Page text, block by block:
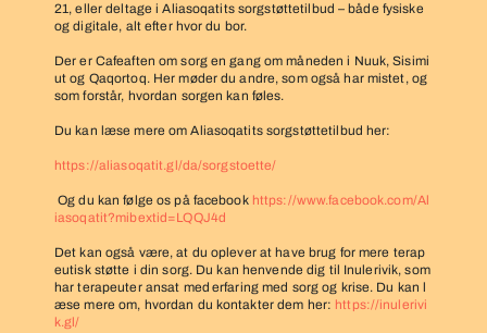
21, eller deltage i Aliasoqatits sorgstøttetilbud – både fysiske
og digitale, alt efter hvor du bor.
Der er Cafeaften om sorg en gang om måneden i Nuuk, Sisimi
ut og Qaqortoq. Her møder du andre, som også har mistet, og
som forstår, hvordan sorgen kan føles.
Du kan læse mere om Aliasoqatits sorgstøttetilbud her:
https://aliasoqatit.gl/da/sorgstoette/
Og du kan følge os på facebook https://www.facebook.com/Al
iasoqatit?mibextid=LQQJ4d
Det kan også være, at du oplever at have brug for mere terap
eutisk støtte i din sorg. Du kan henvende dig til Inulerivik, som
har terapeuter ansat med erfaring med sorg og krise. Du kan l
æse mere om, hvordan du kontakter dem her: https://inulerivi
k.gl/